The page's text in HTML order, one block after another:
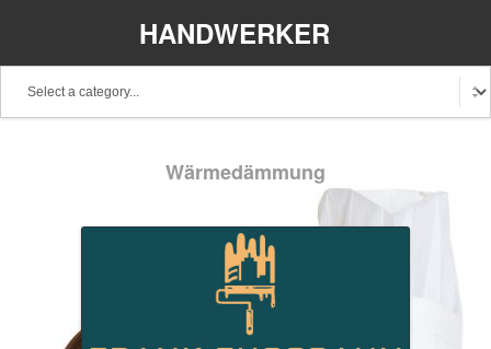
HANDWERKER
Wärmedämmung